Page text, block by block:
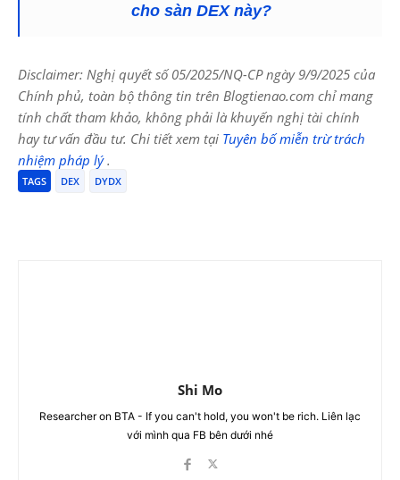
cho sàn DEX này?
Disclaimer: Nghị quyết số 05/2025/NQ-CP ngày 9/9/2025 của
Chính phủ, toàn bộ thông tin trên Blogtienao.com chỉ mang
tính chất tham khảo, không phải là khuyến nghị tài chính
hay tư vấn đầu tư. Chi tiết xem tại Tuyên bố miễn trừ trách
nhiệm pháp lý.
TAGS DEX DYDX
Shi Mo
Researcher on BTA - If you can't hold, you won't be rich. Liên lạc
với mình qua FB bên dưới nhé